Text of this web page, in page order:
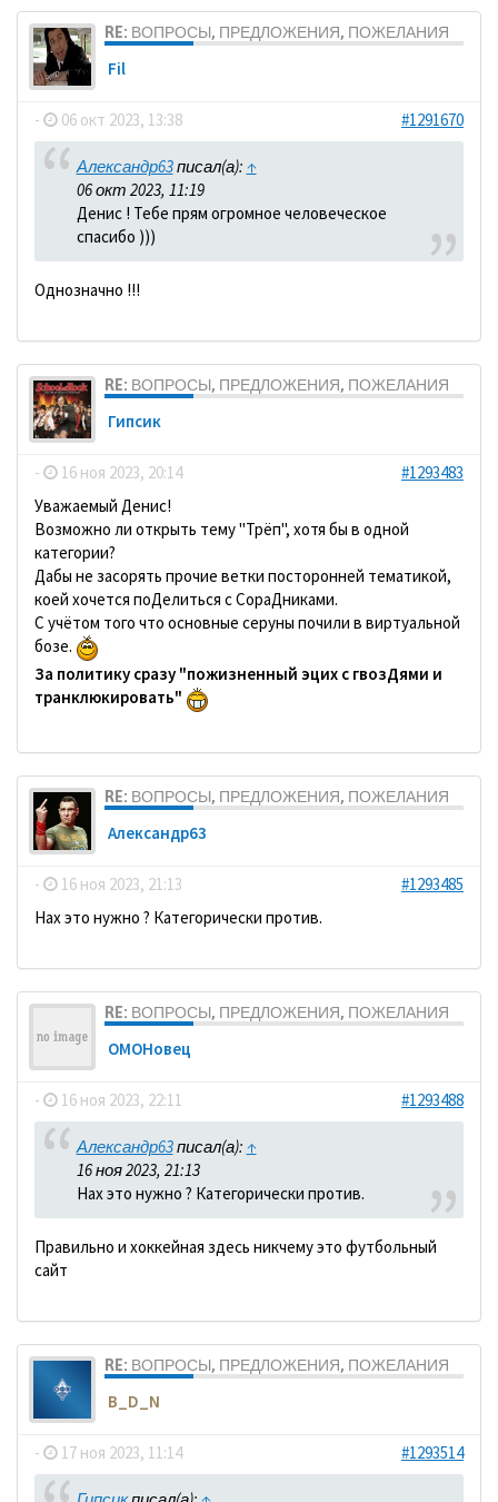
RE: ВОПРОСЫ, ПРЕДЛОЖЕНИЯ, ПОЖЕЛАНИЯ
Fil
- 06 окт 2023, 13:38 #1291670
Александр63писал(а): ↑
06 окт 2023, 11:19
Денис ! Тебе прям огромное человеческое
спасибо )))
Однозначно !!!
RE: ВОПРОСЫ, ПРЕДЛОЖЕНИЯ, ПОЖЕЛАНИЯ
Гипсик
- 16 ноя 2023, 20:14
#1293483
Уважаемый Денис!
Возможно ли открыть тему "Трёп", хотя бы в одной
категории?
Дабы не засорять прочие ветки посторонней тематикой,
коей хочется поДелиться с СораДниками.
С учётом того что основные серуны почили в виртуальной
бозе.
За политику сразу "пожизненный эцих с гвозДями и
транклюкировать"
RE: ВОПРОСЫ, ПРЕДЛОЖЕНИЯ, ПОЖЕЛАНИЯ
Александр63
- 16 ноя 2023, 21:13
#1293485
Нах это нужно ? Категорически против.
RE: ВОПРОСЫ, ПРЕДЛОЖЕНИЯ, ПОЖЕЛАНИЯ
ОМОНовец
- 16 ноя 2023, 22:11 #1293488
Александр63писал(а): ↑
16 ноя 2023, 21:13
Нах это нужно ? Категорически против.
Правильно и хоккейная здесь никчему это футбольный
сайт
RE: ВОПРОСЫ, ПРЕДЛОЖЕНИЯ, ПОЖЕЛАНИЯ
B_D_N
- 17 ноя 2023, 11:14 #1293514